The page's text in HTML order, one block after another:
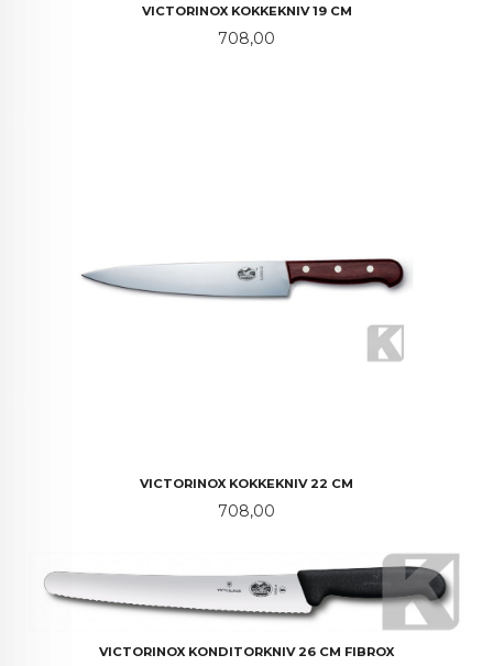
VICTORINOX KOKKEKNIV 19 CM
Pris
708,00
VICTORINOX KOKKEKNIV 22 CM
Pris
708,00
VICTORINOX KONDITORKNIV 26 CM FIBROX